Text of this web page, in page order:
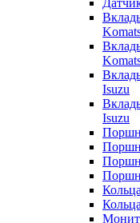
Isuzu
Isuzu